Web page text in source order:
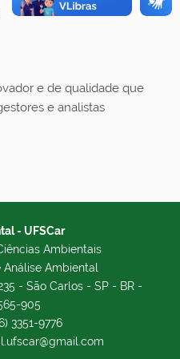
e de qualidade que
e analistas
- UFSCar
Ambientais
Análise Ambiental
- São Carlos - SP - BR -
905
3351-9776